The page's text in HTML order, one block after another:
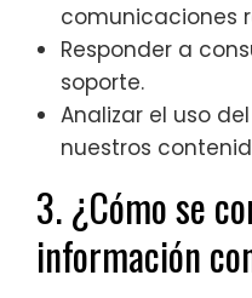
comunicaciones
Responder a
soporte.
Analizar el uso
nuestros
3. ¿Cómo se
información